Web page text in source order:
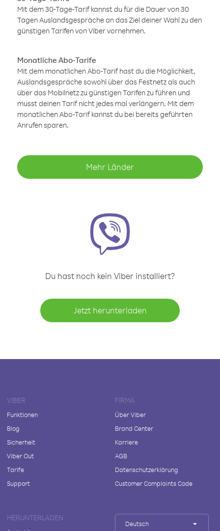
Mit dem 30-Tage-Tarif kannst du für die Dauer von 30
Tagen Auslandsgespräche an das Ziel deiner Wahl zu den
günstigen Tarifen von Viber vornehmen.
Monatliche Abo-Tarife
Mit dem monatlichen Abo-Tarif hast du die Möglichkeit,
Auslandsgespräche sowohl über das Festnetz als auch
über das Mobilnetz zu günstigen Tarifen zu führen und
musst deinen Tarif nicht jedes mal verlängern. Mit dem
monatlichen Abo-Tarif kannst du bei bereits geführten
Anrufen sparen.
Mehr Länder
Du hast noch kein Viber installiert?
Jetzt herunterladen
VIBER
Funktionen
Blog
Sicherheit
Viber Out
Tarife
Support
FIRMA
Über Viber
Brand Center
Karriere
AGB
Datenschutzerklärung
Customer Complaints Code
HERUNTERLADEN
Deutsch